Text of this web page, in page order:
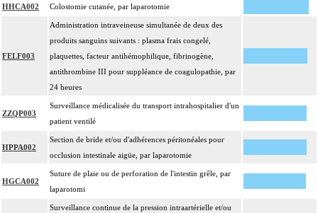
HHCA002 Colostomie cutanée, par laparotomie
FELF003
Administration intraveineuse simultanée de deux des
produits sanguins suivants : plasma frais congelé,
plaquettes, facteur antihémophilique, fibrinogène,
antithrombine III pour suppléance de coagulopathie, par
24 heures
ZZQP003
Surveillance médicalisée du transport intrahospitalier d'un
patient ventilé
HPPA002
Section de bride et/ou d'adhérences péritonéales pour
occlusion intestinale aigüe, par laparotomie
HGCA002
Suture de plaie ou de perforation de l'intestin grêle, par
laparotomi
Surveillance continue de la pression intraartérielle et/ou